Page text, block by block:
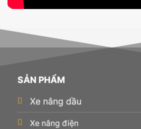
SẢN PHẨM
Xe nâng dầu
Xe nâng điện